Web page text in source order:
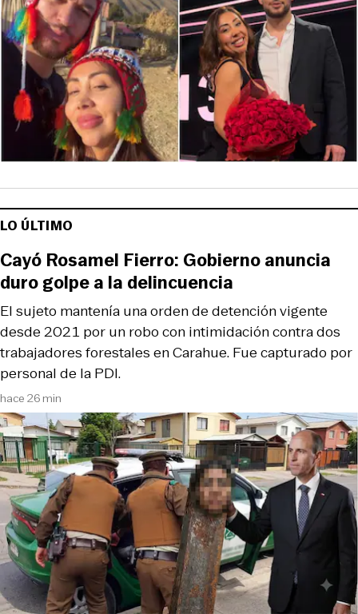
LO ÚLTIMO
hace 26 min
El sujeto mantenía una orden de detención vigente
desde 2021 por un robo con intimidación contra dos
trabajadores forestales en Carahue. Fue capturado por
personal de la PDI.
Cayó Rosamel Fierro: Gobierno anuncia
duro golpe a la delincuencia